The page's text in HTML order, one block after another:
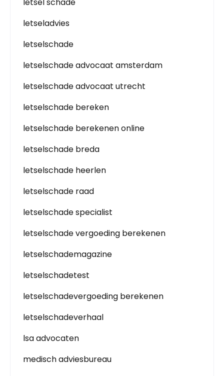
letseladvies
letselschade
letselschade advocaat amsterdam
letselschade advocaat utrecht
letselschade bereken
letselschade berekenen online
letselschade breda
letselschade heerlen
letselschade raad
letselschade specialist
letselschade vergoeding berekenen
letselschademagazine
letselschadetest
letselschadevergoeding berekenen
letselschadeverhaal
lsa advocaten
medisch adviesbureau